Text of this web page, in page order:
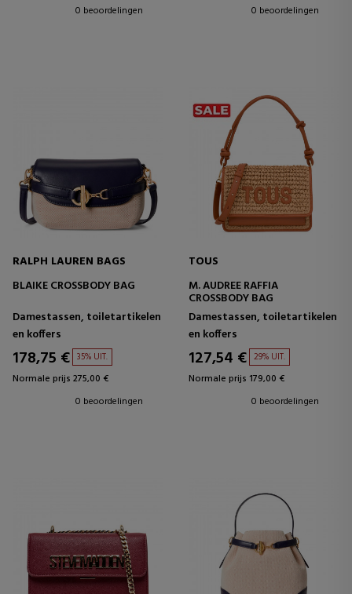
0 beoordelingen
0 beoordelingen
RALPH LAUREN BAGS
BLAIKE CROSSBODY BAG
Damestassen, toiletartikelen
en koffers
178,75 € 35% UIT.
Normale prijs 275,00 €
0 beoordelingen
TOUS
M. AUDREE RAFFIA
CROSSBODY BAG
Damestassen, toiletartikelen
en koffers
127,54 € 29% UIT.
Normale prijs 179,00 €
0 beoordelingen